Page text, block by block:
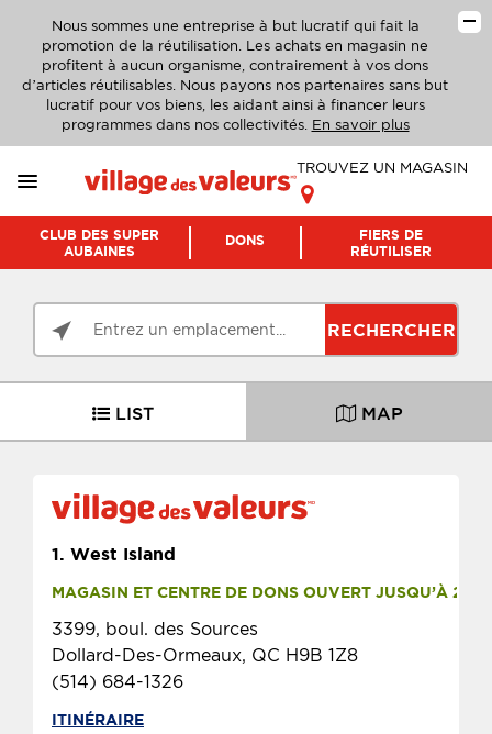
Nous sommes une entreprise à but lucratif qui fait la
promotion de la réutilisation. Les achats en magasin ne
profitent à aucun organisme, contrairement à vos dons
d’articles réutilisables. Nous payons nos partenaires sans but
lucratif pour vos biens, les aidant ainsi à financer leurs
programmes dans nos collectivités. En savoir plus
TROUVEZ UN MAGASIN
CLUB DES SUPER
AUBAINES
DONS
FIERS DE
RÉUTILISER
RECHERCHER
LIST MAP
1. West Island
MAGASIN ET CENTRE DE DONS OUVERT JUSQU’À 21 H
3399, boul. des Sources
Dollard-Des-Ormeaux, QC H9B 1Z8
(514) 684-1326
ITINÉRAIRE